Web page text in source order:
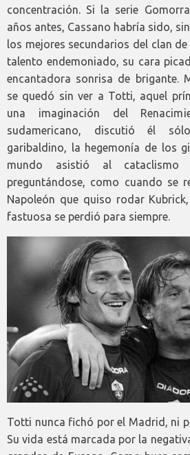
concentración. Si la serie
años antes, Cassano habría sido,
los mejores secundarios del clan
talento endemoniado, su cara
encantadora sonrisa de brigante.
se quedó sin ver a Totti, aquel
una imaginación del
sudamericano, discutió él
garibaldino, la hegemonía de los
mundo asistió al cataclismo
preguntándose, como cuando se
Napoleón que quiso rodar
fastuosa se perdió para siempre.
Totti nunca fichó por el Madrid, ni
Su vida está marcada por la